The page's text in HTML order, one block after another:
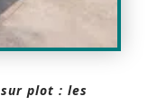
plot : les